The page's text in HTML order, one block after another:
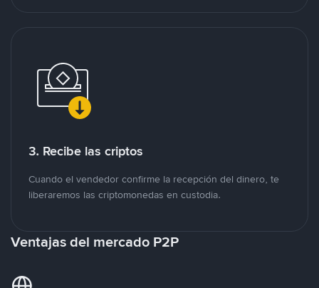
3. Recibe las criptos
Cuando el vendedor confirme la recepción del dinero, te
liberaremos las criptomonedas en custodia.
Ventajas del mercado P2P